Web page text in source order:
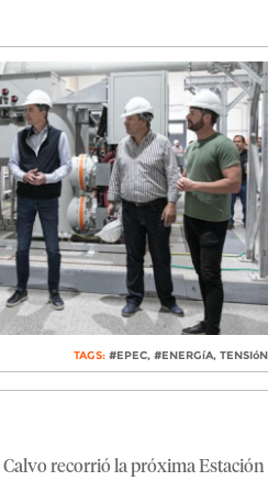
TAGS: #EPEC, #ENERGíA, TENSIóN
recorrió la próxima Estación